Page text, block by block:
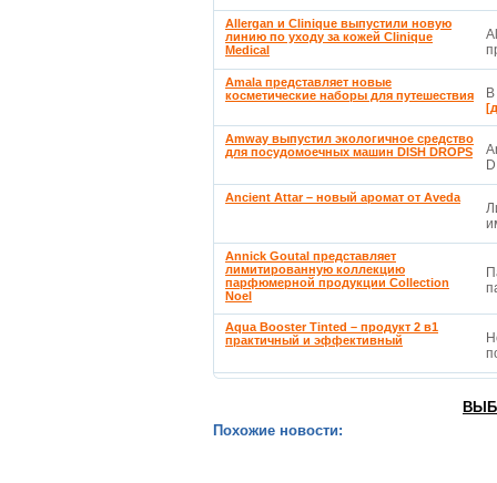
Allergan и Clinique выпустили новую
линию по уходу за кожей Clinique
Medical
Amala представляет новые
косметические наборы для путешествия
Amway выпустил экологичное средство
для посудомоечных машин DISH DROPS
Ancient Attar – новый аромат от Aveda
Annick Goutal представляет
лимитированную коллекцию
парфюмерной продукции Collection
Noel
Aqua Booster Tinted – продукт 2 в1
практичный и эффективный
Похожие новости: